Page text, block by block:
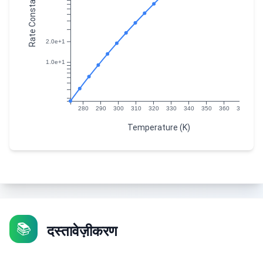
280 290 300 310 320 330 340 350 360 370
1.0e+1
2.0e+1
Temperature (K)
📚 दस्तावेज़ीकरण